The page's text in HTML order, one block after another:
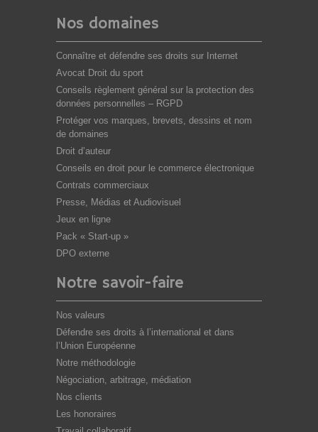
Nos domaines
Connaître et défendre ses droits sur Internet
Avocat Droit du sport
Conseils règlement général sur la protection des
données personnelles – RGPD
Protéger vos marques, brevets, dessins et nom
de domaines
Droit d’auteur
Conseils en droit pour le commerce électronique
Contrats commerciaux
Presse, Médias et Audiovisuel
Jeux en ligne
Pack « Start-up »
DPO externe
Notre savoir-faire
Nos valeurs
Défendre ses droits à l’international et dans
l’Union Européenne
Notre méthodologie
Négociation, arbitrage, médiation
Nos clients
Les honoraires